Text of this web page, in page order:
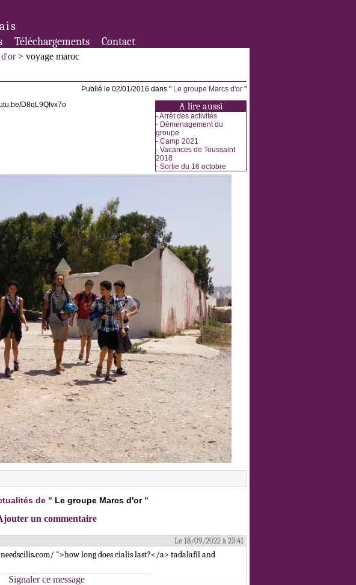
Téléchargements Contact
> voyage maroc
Publié le 02/01/2016 dans " Le groupe Marcs d'or "
A lire aussi
-Arrêt des activités
- Démenagement du
groupe
- Camp 2021
- Vacances de Toussaint
2018
- Sortie du 16 octobre
D8qL9QIvx7o
de " Le groupe Marcs d'or"
un commentaire
Le 18/09/2022 à 23:41
">how long does cialis last?</a> tadalafil and
Signaler ce message